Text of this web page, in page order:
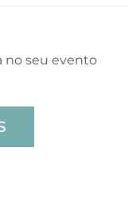
no seu evento